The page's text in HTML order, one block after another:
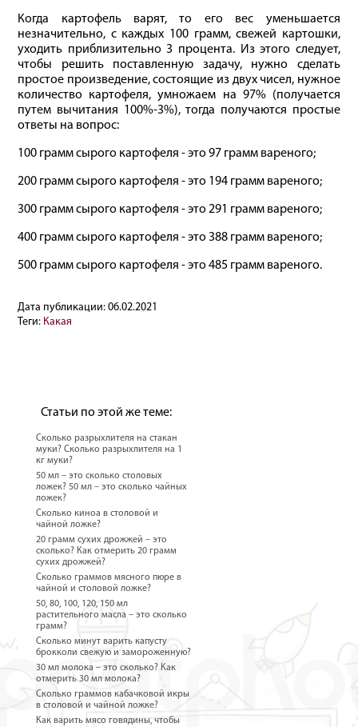
Когда картофель варят, то его вес уменьшается
незначительно, с каждых 100 грамм, свежей картошки,
уходить приблизительно 3 процента. Из этого следует,
чтобы решить поставленную задачу, нужно сделать
простое произведение, состоящие из двух чисел, нужное
количество картофеля, умножаем на 97% (получается
путем вычитания 100%-3%), тогда получаются простые
ответы на вопрос:
100 грамм сырого картофеля - это 97 грамм вареного;
200 грамм сырого картофеля - это 194 грамм вареного;
300 грамм сырого картофеля - это 291 грамм вареного;
400 грамм сырого картофеля - это 388 грамм вареного;
500 грамм сырого картофеля - это 485 грамм вареного.
Дата публикации:06.02.2021
Теги: Какая
Статьи по этой же теме:
Сколько разрыхлителя на стакан
муки? Сколько разрыхлителя на 1
кг муки?
50 мл – это сколько столовых
ложек? 50 мл – это сколько чайных
ложек?
Сколько киноа в столовой и
чайной ложке?
20 грамм сухих дрожжей – это
сколько? Как отмерить 20 грамм
сухих дрожжей?
Сколько граммов мясного пюре в
чайной и столовой ложке?
50, 80, 100, 120, 150 мл
растительного масла – это сколько
грамм?
Сколько минут варить капусту
брокколи свежую и замороженную?
30 мл молока – это сколько? Как
отмерить 30 мл молока?
Сколько граммов кабачковой икры
в столовой и чайной ложке?
Как варить мясо говядины, чтобы